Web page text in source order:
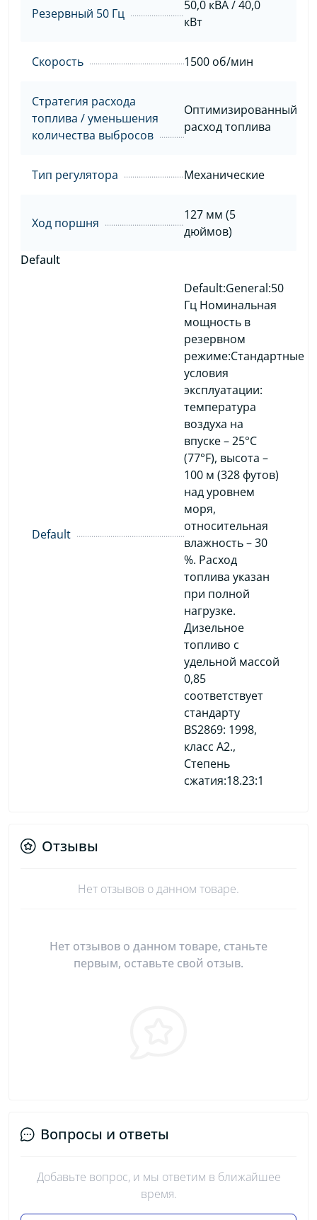
Резервный 50 Гц
50,0 кВА / 40,0
кВт
Скорость 1500 об/мин
Стратегия расхода
топлива / уменьшения
количества выбросов
Оптимизированный
расход топлива
Тип регулятора Механические
Ход поршня
127 мм (5
дюймов)
Default
Default
Default:General:50
Гц Номинальная
мощность в
резервном
режиме:Стандартные
условия
эксплуатации:
температура
воздуха на
впуске – 25°C
(77°F), высота –
100 м (328 футов)
над уровнем
моря,
относительная
влажность – 30
%. Расход
топлива указан
при полной
нагрузке.
Дизельное
топливо с
удельной массой
0,85
соответствует
стандарту
BS2869: 1998,
класс A2.,
Степень
сжатия:18.23:1
Отзывы
Нет отзывов о данном товаре.
Нет отзывов о данном товаре, станьте
первым, оставьте свой отзыв.
Вопросы и ответы
Добавьте вопрос, и мы ответим в ближайшее
время.